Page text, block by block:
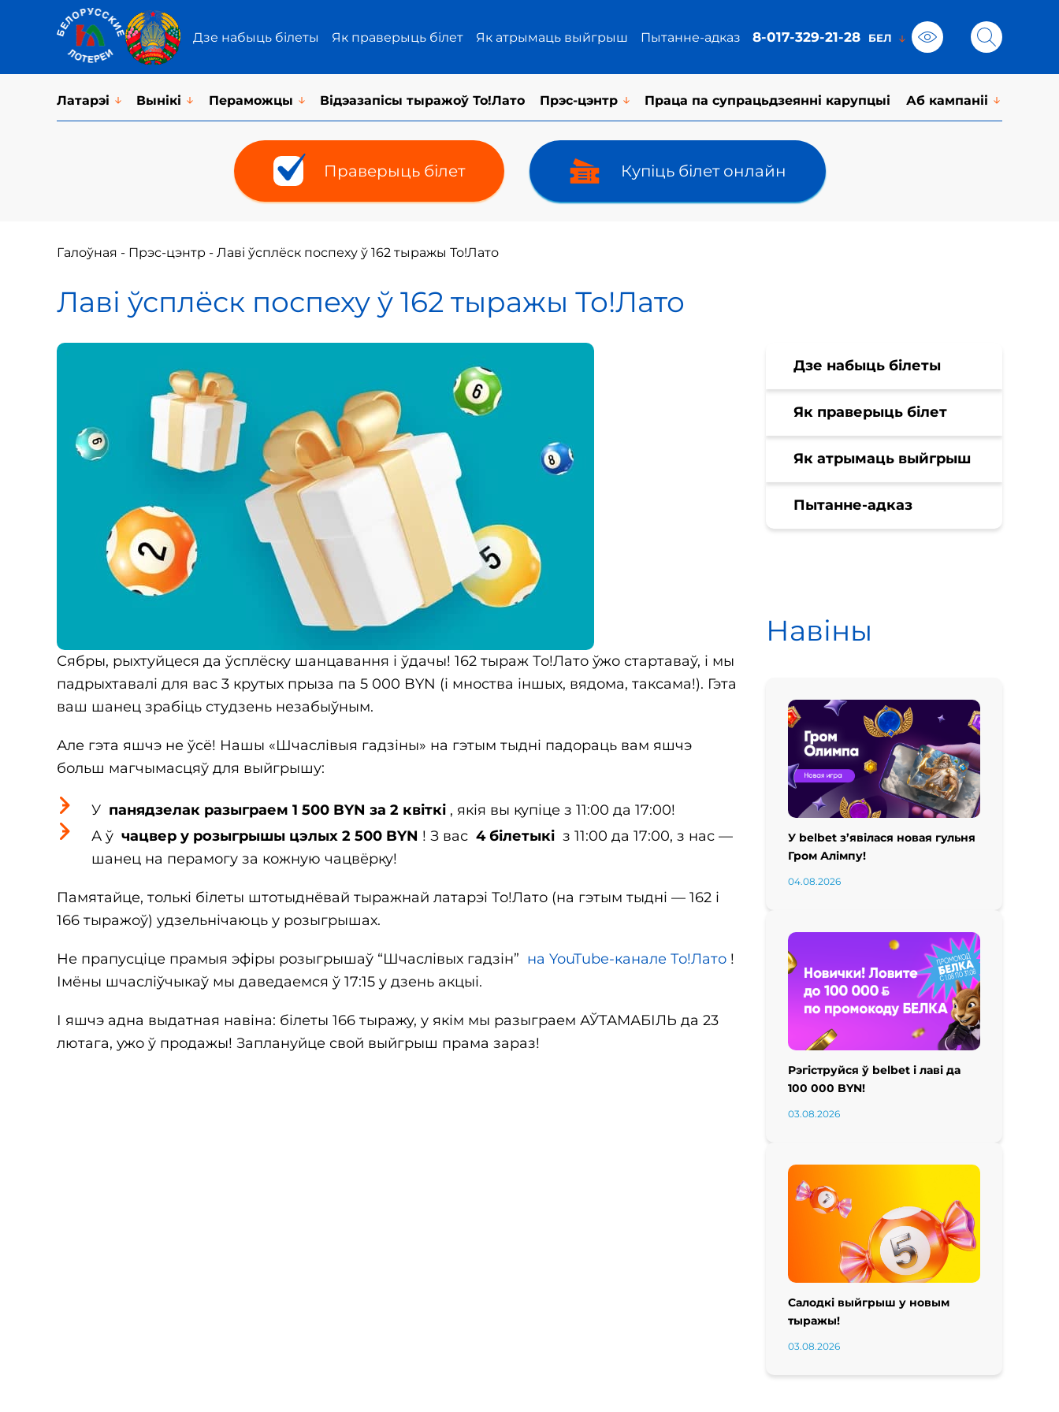
Дзе набыць білеты Як праверыць білет Як атрымаць выйгрыш Пытанне-адказ 8-017-329-21-28
Латарэi Вынікі Пераможцы Відэазапісы тыражоў То!Лато Прэс-цэнтр Праца па супрацьдзеянні карупцыі Аб кампаніі
Праверыць білет Купіць білет онлайн
Галоўная - Прэс-цэнтр - Лаві ўсплёск поспеху ў 162 тыражы То!Лато
Лаві ўсплёск поспеху ў 162 тыражы То!Лато
Сябры, рыхтуйцеся да ўсплёску шанцавання і ўдачы! 162 тыраж То!Лато ўжо стартаваў, і мы
падрыхтавалі для вас 3 крутых прыза па 5 000 BYN (і мноства іншых, вядома, таксама!). Гэта
ваш шанец зрабіць студзень незабыўным.
Але гэта яшчэ не ўсё! Нашы «Шчаслівыя гадзіны» на гэтым тыдні падораць вам яшчэ
больш магчымасцяў для выйгрышу:
У панядзелак разыграем 1 500 BYN за 2 квіткі , якія вы купіце з 11:00 да 17:00!
А ў чацвер у розыгрышы цэлых 2 500 BYN ! З вас 4 білетыкі з 11:00 да 17:00, з нас —
шанец на перамогу за кожную чацвёрку!
Памятайце, толькі білеты штотыднёвай тыражнай латарэі То!Лато (на гэтым тыдні — 162 і
166 тыражоў) удзельнічаюць у розыгрышах.
Не прапусціце прамыя эфіры розыгрышаў “Шчаслівых гадзін” на YouTube-канале То!Лато !
Імёны шчасліўчыкаў мы даведаемся ў 17:15 у дзень акцыі.
І яшчэ адна выдатная навіна: білеты 166 тыражу, у якім мы разыграем АЎТАМАБІЛЬ да 23
лютага, ужо ў продажы! Заплануйце свой выйгрыш прама зараз!
Дзе набыць білеты
Як праверыць білет
Як атрымаць выйгрыш
Пытанне-адказ
Навіны
У belbet з’явілася новая гульня
Гром Алімпу!
04.08.2026
Рэгіструйся ў belbet і лаві да
100 000 BYN!
03.08.2026
Салодкі выйгрыш у новым
тыражы!
03.08.2026